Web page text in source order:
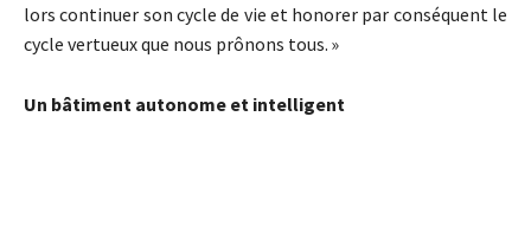
lors continuer son cycle de vie et honorer par conséquent le
cycle vertueux que nous prônons tous. »
Un bâtiment autonome et intelligent